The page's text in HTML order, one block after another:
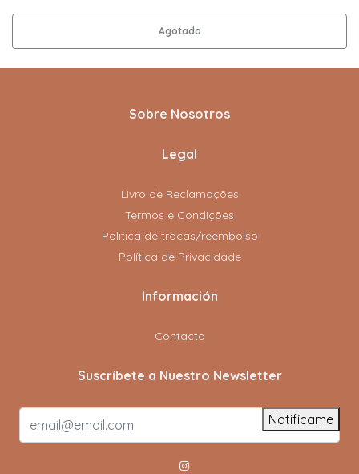
Agotado
Sobre Nosotros
Legal
Livro de Reclamações
Termos e Condições
Politica de trocas/reembolso
Política de Privacidade
Información
Contacto
Suscríbete a Nuestro Newsletter
Notifícame